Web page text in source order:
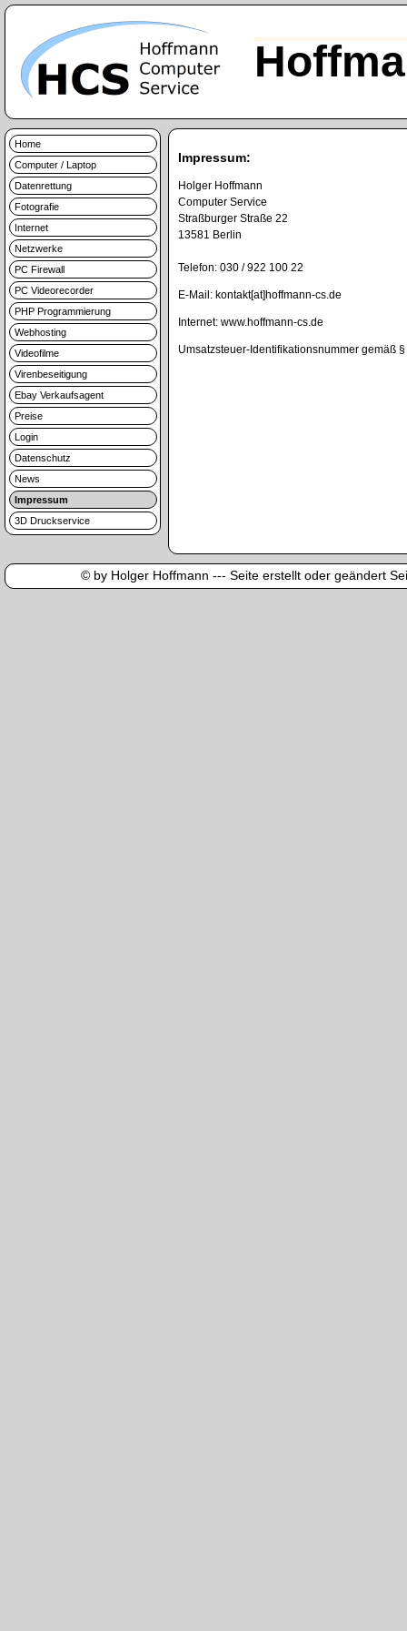
Home
Computer / Laptop
Datenrettung
Fotografie
Internet
Netzwerke
PC Firewall
PC Videorecorder
PHP Programmierung
Webhosting
Videofilme
Virenbeseitigung
Ebay Verkaufsagent
Preise
Login
Datenschutz
News
Impressum
3D Druckservice
Impressum:
Holger Hoffmann
Computer Service
Straßburger Straße 22
13581 Berlin
Telefon: 030 / 922 100 22
E-Mail: kontakt[at]hoffmann-cs.de
Internet: www.hoffmann-cs.de
Umsatzsteuer-Identifikationsnummer gemäß
© by Holger Hoffmann --- Seite erstellt oder geändert